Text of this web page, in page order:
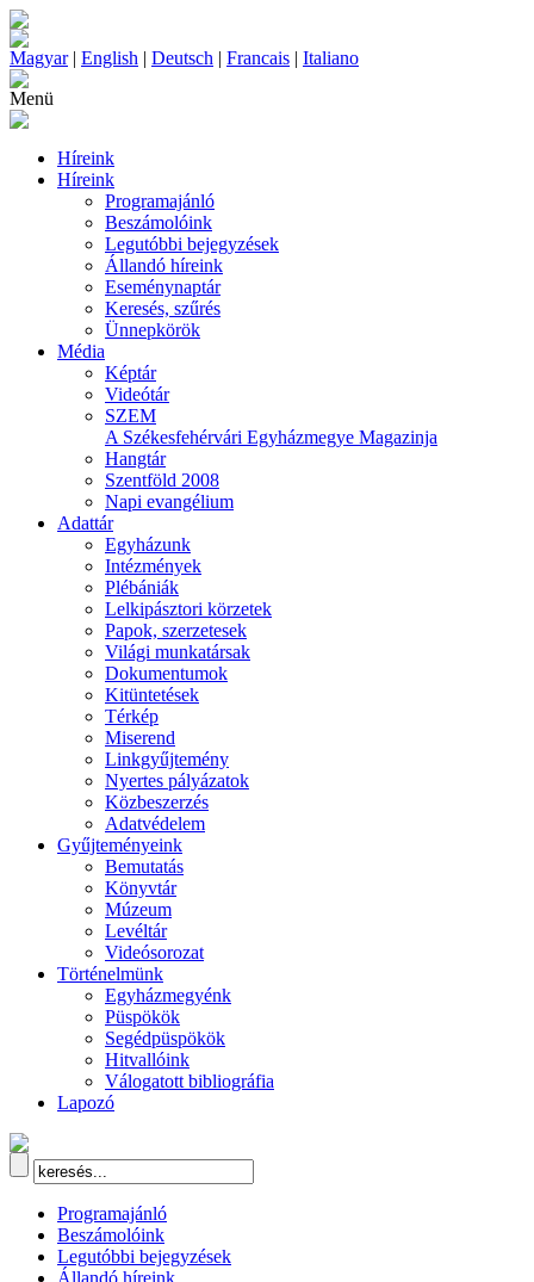
Magyar| English | Deutsch | Francais | Italiano
Menü
Híreink
Híreink
Programajánló
Beszámolóink
Legutóbbi bejegyzések
Állandó híreink
Eseménynaptár
Keresés, szűrés
Ünnepkörök
Média
Képtár
Videótár
SZEM
A Székesfehérvári Egyházmegye Magazinja
Hangtár
Szentföld 2008
Napi evangélium
Adattár
Egyházunk
Intézmények
Plébániák
Lelkipásztori körzetek
Papok, szerzetesek
Világi munkatársak
Dokumentumok
Kitüntetések
Térkép
Miserend
Linkgyűjtemény
Nyertes pályázatok
Közbeszerzés
Adatvédelem
Gyűjteményeink
Bemutatás
Könyvtár
Múzeum
Levéltár
Videósorozat
Történelmünk
Egyházmegyénk
Püspökök
Segédpüspökök
Hitvallóink
Válogatott bibliográfia
Lapozó
Programajánló
Beszámolóink
Legutóbbi bejegyzések
Állandó híreink